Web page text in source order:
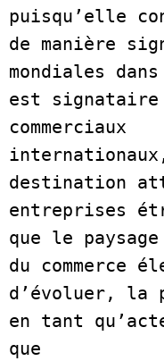
puisqu’elle
de manière
mondiales
est signataire
commerciaux
destination
entreprises
que le
du commerce
d’évoluer, la
en tant
que